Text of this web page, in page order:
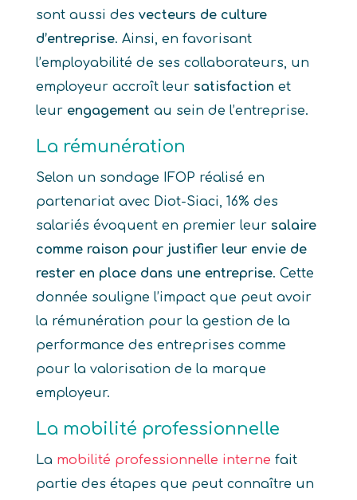
sont aussi des vecteurs de culture
d’entreprise. Ainsi, en favorisant
l’employabilité de ses collaborateurs, un
employeur accroît leur satisfaction et
leur engagement au sein de l’entreprise.
La rémunération
Selon un sondage IFOP réalisé en
partenariat avec Diot-Siaci, 16% des
salariés évoquent en premier leur salaire
comme raison pour justifier leur envie de
rester en place dans une entreprise. Cette
donnée souligne l’impact que peut avoir
la rémunération pour la gestion de la
performance des entreprises comme
pour la valorisation de la marque
employeur.
La mobilité professionnelle
La mobilité professionnelle interne fait
partie des étapes que peut connaître un